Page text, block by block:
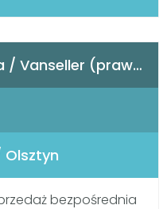
Kierowca - Sprzedawca / Vanseller (prawo jazdy kat. C) [K/M/N]
bezpośrednia